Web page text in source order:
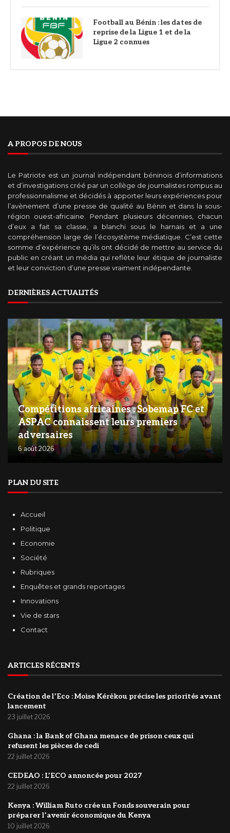
Football au Bénin : les dates de
reprise de la Ligue 1 et de la
Ligue 2 connues
A PROPOS DE NOUS
Le Patriote est un journal indépendant béninois d’informations
et d’investigations créé par un collège de journalistes rompus au
professionnalisme et décidés à apporter leurs expériences pour
l’avènement d’une presse de qualité au Bénin et dans la sous-
région ouest-africaine. Pendant plusieurs décennies, chacun
d’eux a fait sa classe, a blanchi sous le harnais et a une
compréhension large de l’écosystème médiatique. C’est cette
somme d’expérience qu’ils ont décidé de mettre au service du
public en créant un média qui reflète leur étique de journaliste
et leur conviction d’une presse vraiment indépendante.
DERNIÈRES ACTUALITÉS
Compétitions africaines : Sobemap FC et
ASPAC connaissent leurs premiers
adversaires
6 août 2026
PLAN DU SITE
Accueil
Politique
Economie
Société
Rubriques
Enquêtes et grands reportages
Innovations
Vie de stars
Contact
ARTICLES RÉCENTS
Création de l’Eco : Moìse Kérėkou précise les priorités avant
lancement
23 juillet 2026
‎Ghana : la Bank of Ghana menace de prison ceux qui
refusent les pièces de cedi
22 juillet 2026
‎CEDEAO : L’ECO annoncée pour 2027
22 juillet 2026
Kenya : William Ruto crée un Fonds souverain pour
préparer l’avenir économique du Kenya
10 juillet 2026